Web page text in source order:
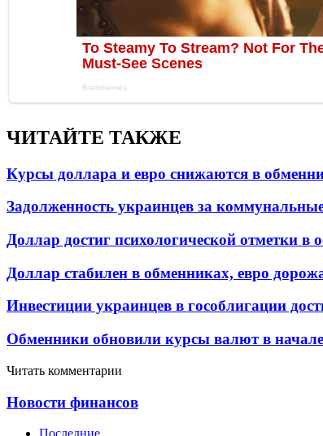
ЧИТАЙТЕ ТАКЖЕ
Курсы доллара и евро снижаются в
Задолженность украинцев за
Доллар достиг психологической отметки в
Доллар стабилен в обменниках, евро
Инвестиции украинцев в гособлигации
Обменники обновили курсы валют в начале
Читать комментарии
Новости финансов